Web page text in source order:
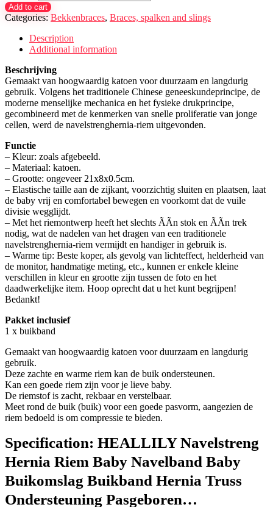
Add to cart
Categories: Bekkenbraces, Braces, spalken and slings
Description
Additional information
Beschrijving
Gemaakt van hoogwaardig katoen voor duurzaam en langdurig
gebruik. Volgens het traditionele Chinese geneeskundeprincipe, de
moderne menselijke mechanica en het fysieke drukprincipe,
gecombineerd met de kenmerken van snelle proliferatie van jonge
cellen, werd de navelstrenghernia-riem uitgevonden.
Functie
– Kleur: zoals afgebeeld.
– Materiaal: katoen.
– Grootte: ongeveer 21x8x0.5cm.
– Elastische taille aan de zijkant, voorzichtig sluiten en plaatsen, laat
de baby vrij en comfortabel bewegen en voorkomt dat de vuile
divisie wegglijdt.
– Met het riemontwerp heeft het slechts ÃÃn stok en ÃÃn trek
nodig, wat de nadelen van het dragen van een traditionele
navelstrenghernia-riem vermijdt en handiger in gebruik is.
– Warme tip: Beste koper, als gevolg van lichteffect, helderheid van
de monitor, handmatige meting, etc., kunnen er enkele kleine
verschillen in kleur en grootte zijn tussen de foto en het
daadwerkelijke item. Hoop oprecht dat u het kunt begrijpen!
Bedankt!
Pakket inclusief
1 x buikband
Gemaakt van hoogwaardig katoen voor duurzaam en langdurig
gebruik.
Deze zachte en warme riem kan de buik ondersteunen.
Kan een goede riem zijn voor je lieve baby.
De riemstof is zacht, rekbaar en verstelbaar.
Meet rond de buik (buik) voor een goede pasvorm, aangezien de
riem bedoeld is om compressie te bieden.
Specification: HEALLILY Navelstreng
Hernia Riem Baby Navelband Baby
Buikomslag Buikband Hernia Truss
Ondersteuning Pasgeboren…